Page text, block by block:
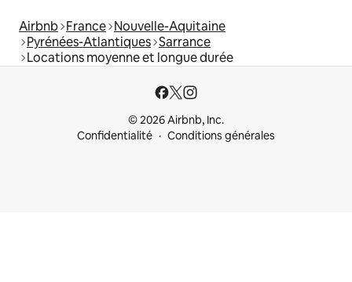
Airbnb France Nouvelle-Aquitaine
Pyrénées-Atlantiques Sarrance
Locations moyenne et longue durée
© 2026 Airbnb, Inc.
Confidentialité
Conditions générales